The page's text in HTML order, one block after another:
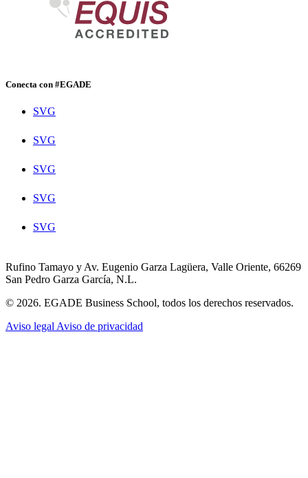
Conecta con #EGADE
SVG
SVG
SVG
SVG
SVG
Rufino Tamayo y Av. Eugenio Garza Lagüera, Valle Oriente, 66269
San Pedro Garza García, N.L.
© 2026. EGADE Business School, todos los derechos reservados.
Aviso legal Aviso de privacidad